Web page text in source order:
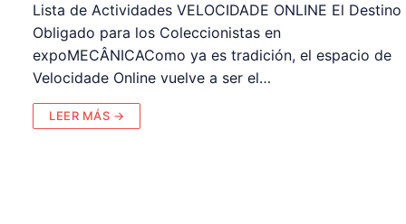
Lista de Actividades VELOCIDADE ONLINE El Destino
Obligado para los Coleccionistas en
expoMECÂNICAComo ya es tradición, el espacio de
Velocidade Online vuelve a ser el…
LEER MÁS →